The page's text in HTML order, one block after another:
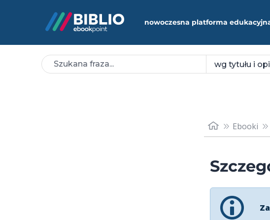
nowoczesna platforma
Ebooki